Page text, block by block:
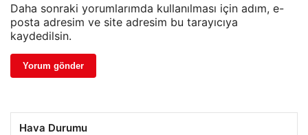
Daha sonraki yorumlarımda kullanılması için adım, e-
posta adresim ve site adresim bu tarayıcıya
kaydedilsin.
Hava Durumu